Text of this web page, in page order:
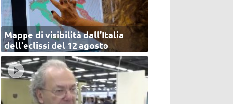
Mappe di visibilità dall’Italia
dell'eclissi del 12 agosto